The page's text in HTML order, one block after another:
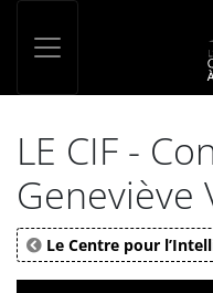
LE CIF -
Geneviève
Le Centre pour
Panneau de gestion des